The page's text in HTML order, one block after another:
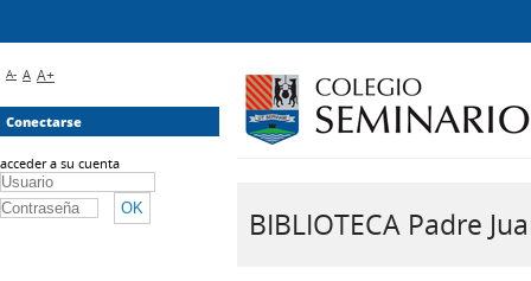
BIBLIOTECA Padre
A- A A+
Conectarse
acceder a su cuenta